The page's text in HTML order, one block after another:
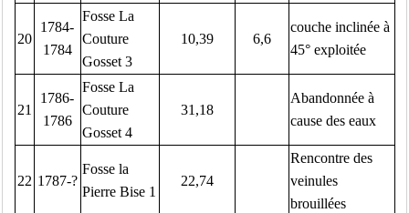
20
1784-
1784
Fosse La
Couture
Gosset 3
10,39 6,6
couche inclinée à
45° exploitée
21
1786-
1786
Fosse La
Couture
Gosset 4
31,18
Abandonnée à
cause des eaux
22 1787-?
Fosse la
Pierre Bise 1
22,74
Rencontre des
veinules
brouillées